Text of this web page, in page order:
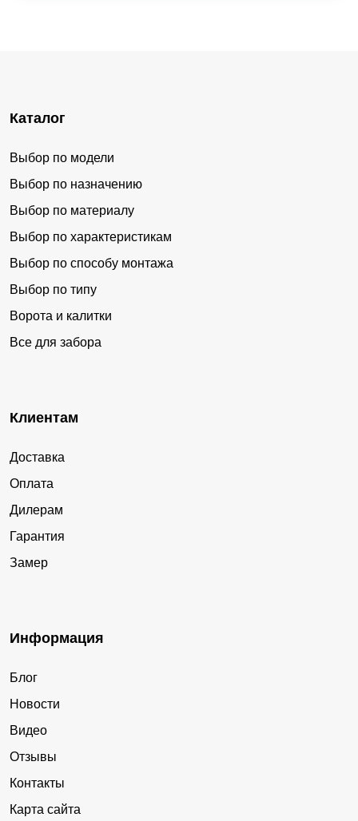
Каталог
Выбор по модели
Выбор по назначению
Выбор по материалу
Выбор по характеристикам
Выбор по способу монтажа
Выбор по типу
Ворота и калитки
Все для забора
Клиентам
Доставка
Оплата
Дилерам
Гарантия
Замер
Информация
Блог
Новости
Видео
Отзывы
Контакты
Карта сайта